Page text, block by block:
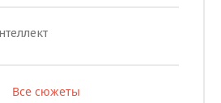
Все сюжеты